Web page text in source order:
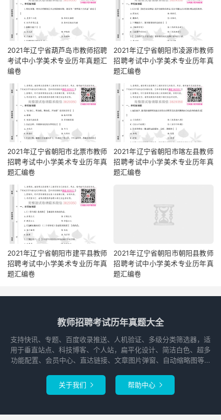
2021年辽宁省葫芦岛市教师招聘
考试中小学美术专业历年真题汇
编卷
2021年辽宁省朝阳市凌源市教师
招聘考试中小学美术专业历年真
题汇编卷
2021年辽宁省朝阳市北票市教师
招聘考试中小学美术专业历年真
题汇编卷
2021年辽宁省朝阳市喀左县教师
招聘考试中小学美术专业历年真
题汇编卷
2021年辽宁省朝阳市建平县教师
招聘考试中小学美术专业历年真
题汇编卷
2021年辽宁省朝阳市朝阳县教师
招聘考试中小学美术专业历年真
题汇编卷
教师招聘考试历年真题大全
支持快讯、专题、百度收录推送、人机验证、多级分类筛选器，适
用于垂直站点、科技博客、个人站，扁平化设计、简洁白色、超多
功能配置、会员中心、直达链接、文章图片弹窗、自动缩略图等...
关于我们  帮助中心 